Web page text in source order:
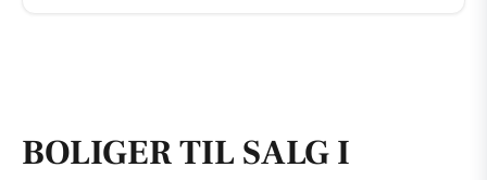
BOLIGER TIL SALG I